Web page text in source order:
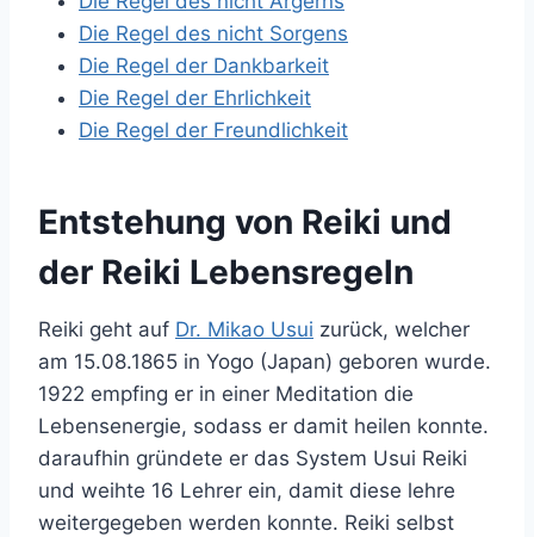
Die Regel des nicht Sorgens
Die Regel der Dankbarkeit
Die Regel der Ehrlichkeit
Die Regel der Freundlichkeit
Entstehung von Reiki und
der Reiki Lebensregeln
Reiki geht auf Dr. Mikao Usui zurück, welcher
am 15.08.1865 in Yogo (Japan) geboren wurde.
1922 empfing er in einer Meditation die
Lebensenergie, sodass er damit heilen konnte.
daraufhin gründete er das System Usui Reiki
und weihte 16 Lehrer ein, damit diese lehre
weitergegeben werden konnte. Reiki selbst